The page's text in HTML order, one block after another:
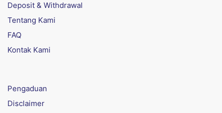
Deposit & Withdrawal
Tentang Kami
FAQ
Kontak Kami
Pengaduan
Disclaimer